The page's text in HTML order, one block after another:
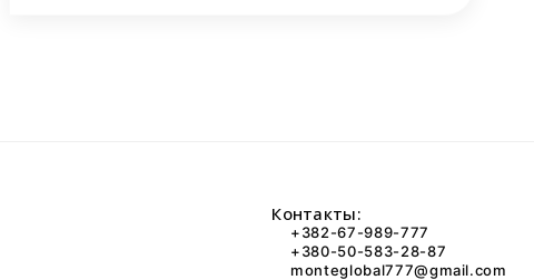
Контакты:
+382-67-989-777
+380-50-583-28-87
monteglobal777@gmail.com